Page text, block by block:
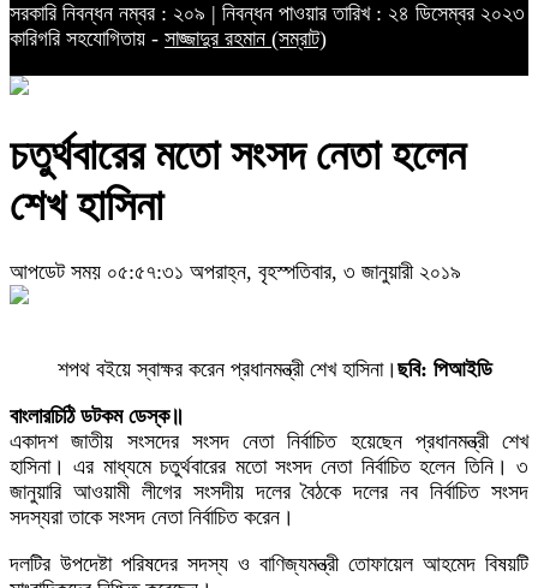
সরকারি নিবন্ধন নম্বর : ২০৯ | নিবন্ধন পাওয়ার তারিখ : ২৪ ডিসেম্বর ২০২৩
কারিগরি সহযোগিতায় - সাজ্জাদুর রহমান (সম্রাট)
চতুর্থবারের মতো সংসদ নেতা হলেন
শেখ হাসিনা
আপডেট সময় ০৫:৫৭:৩১ অপরাহ্ন, বৃহস্পতিবার, ৩ জানুয়ারী ২০১৯
শপথ বইয়ে স্বাক্ষর করেন প্রধানমন্ত্রী শেখ হাসিনা। ছবি: পিআইডি
বাংলারচিঠি ডটকম ডেস্ক॥
একাদশ জাতীয় সংসদের সংসদ নেতা নির্বাচিত হয়েছেন প্রধানমন্ত্রী শেখ
হাসিনা। এর মাধ্যমে চতুর্থবারের মতো সংসদ নেতা নির্বাচিত হলেন তিনি। ৩
জানুয়ারি আওয়ামী লীগের সংসদীয় দলের বৈঠকে দলের নব নির্বাচিত সংসদ
সদস্যরা তাকে সংসদ নেতা নির্বাচিত করেন।
দলটির উপদেষ্টা পরিষদের সদস্য ও বাণিজ্যমন্ত্রী তোফায়েল আহমেদ বিষয়টি